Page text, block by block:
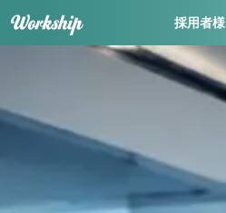
採用者様